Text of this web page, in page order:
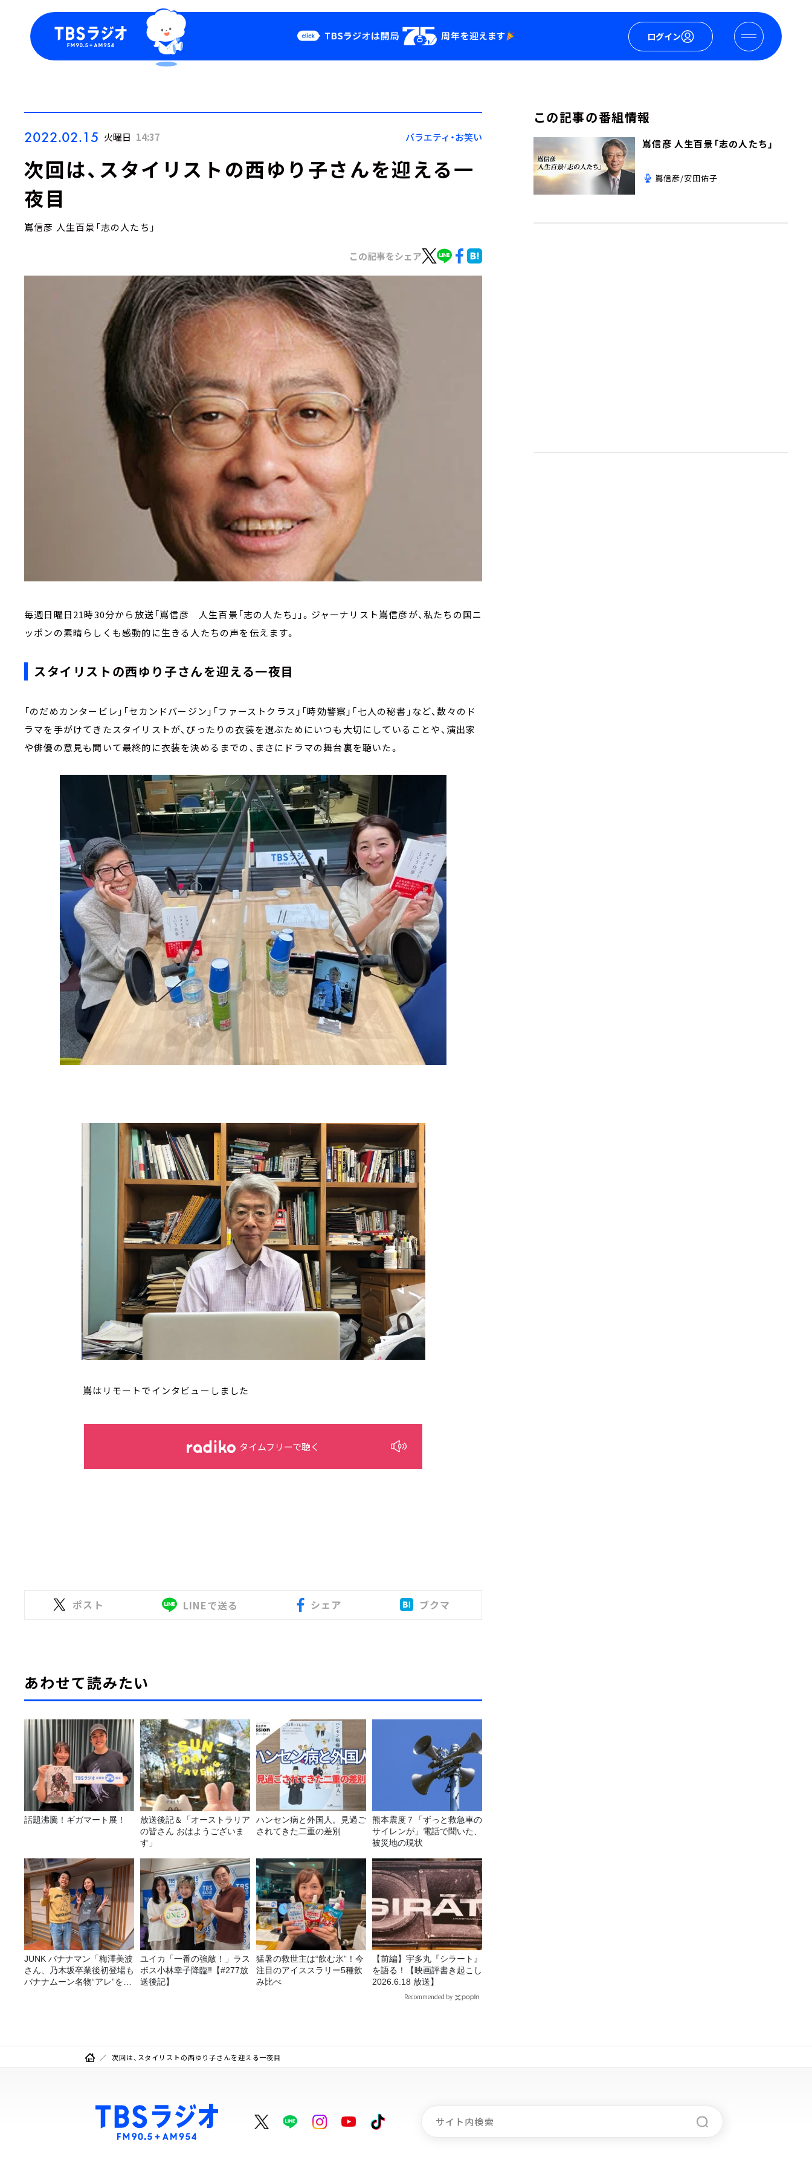
ログイン
Podcast
YouTube
会社情報
2022.02.15 火曜日 14:37 バラエティ・お笑い
次回は、スタイリストの西ゆり子さんを迎える一
夜目
嶌信彦 人生百景「志の人たち」
この記事をシェア
毎週日曜日21時30分から放送「嶌信彦 人生百景「志の人たち」」。ジャーナリスト嶌信彦が、私たちの国ニ
ッポンの素晴らしくも感動的に生きる人たちの声を伝えます。
スタイリストの西ゆり子さんを迎える一夜目
「のだめカンタービレ」「セカンドバージン」「ファーストクラス」「時効警察」「七人の秘書」など、数々のド
ラマを手がけてきたスタイリストが、ぴったりの衣装を選ぶためにいつも大切にしていることや、演出家
や俳優の意見も聞いて最終的に衣装を決めるまでの、まさにドラマの舞台裏を聴いた。
嶌はリモートでインタビューしました
タイムフリーで聴く
ポスト LINEで送る シェア ブクマ
あわせて読みたい
話題沸騰！ギガマート展！
放送後記＆「オーストラリア
の皆さん おはようございま
す」
ハンセン病と外国人。見過ご
されてきた二重の差別
熊本震度７「ずっと救急車の
サイレンが」電話で聞いた、
被災地の現状
JUNK バナナマン「梅澤美波
さん、乃木坂卒業後初登場も
バナナムーン名物“アレ”を喰
ユイカ「一番の強敵！」ラス
ボス小林幸子降臨‼【#277放
送後記】
猛暑の救世主は“飲む氷”！今
注目のアイススラリー5種飲
み比べ
【前編】宇多丸『シラート』
を語る！【映画評書き起こし
2026.6.18 放送】
Recommended by
この記事の番組情報
嶌信彦 人生百景「志の人たち」
嶌信彦/安田佑子
次回は、スタイリストの西ゆり子さんを迎える一夜目